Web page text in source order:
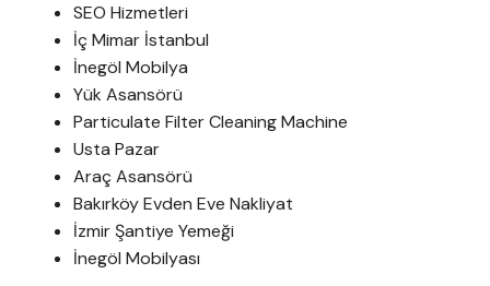
SEO Hizmetleri
İç Mimar İstanbul
İnegöl Mobilya
Yük Asansörü
Particulate Filter Cleaning Machine
Usta Pazar
Araç Asansörü
Bakırköy Evden Eve Nakliyat
İzmir Şantiye Yemeği
İnegöl Mobilyası